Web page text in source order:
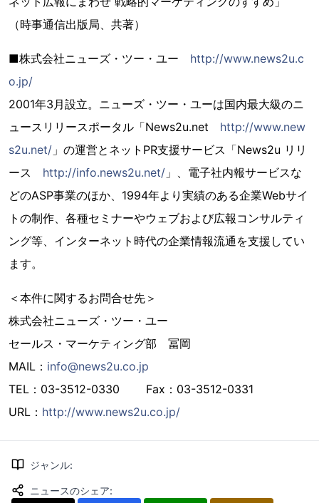
（時事通信出版局、共著）
■株式会社ニューズ・ツー・ユー http://www.news2u.c
o.jp/
2001年3月設立。ニューズ・ツー・ユーは国内最大級のニ
ュースリリースポータル「News2u.net http://www.new
s2u.net/ 」の運営とネットPR支援サービス「News2u リリ
ース http://info.news2u.net/ 」、電子社内報サービスな
どのASP事業のほか、1994年より実績のある企業Webサイ
トの制作、各種セミナーやウェブおよび広報コンサルティ
ング等、インターネット時代の企業情報流通を支援してい
ます。
＜本件に関するお問合せ先＞
株式会社ニューズ・ツー・ユー
セールス・マーケティング部 冨岡
MAIL： info@news2u.co.jp
TEL：03-3512-0330 Fax：03-3512-0331
URL： http://www.news2u.co.jp/
ジャンル:
ニュースのシェア: